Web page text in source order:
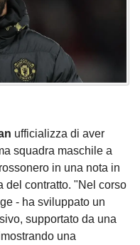
ufficializza di aver
squadra maschile a
in una nota in
del contratto. "Nel corso
- ha sviluppato un
supportato da una
una